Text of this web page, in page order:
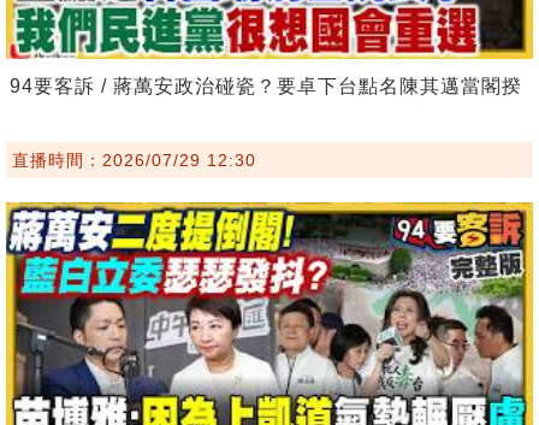
94要客訴 / 蔣萬安政治碰瓷？要卓下台點名陳其邁當閣揆
直播時間：2026/07/29 12:30